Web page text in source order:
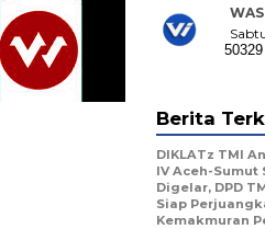
Berita
DIKLATz TMI
IV Aceh-Sumut
Digelar, DPD
Siap
Kemakmuran